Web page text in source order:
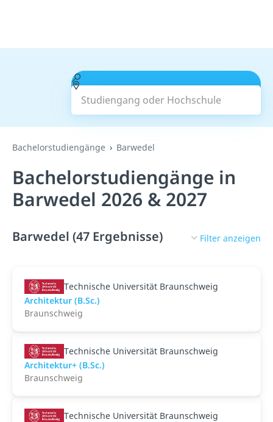
Studiengang oder Hochschule
Suchen
Bachelorstudiengänge Barwedel
Bachelorstudiengänge in
Barwedel 2026 & 2027
Barwedel (47 Ergebnisse) Filter anzeigen
Technische Universität Braunschweig
Architektur (B.Sc.)
Braunschweig
Technische Universität Braunschweig
Architektur+ (B.Sc.)
Braunschweig
Technische Universität Braunschweig